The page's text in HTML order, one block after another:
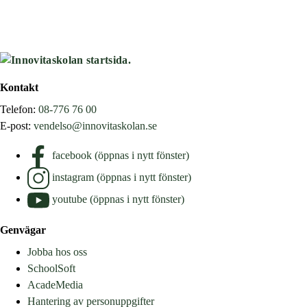
Kontakt
Telefon: 08-776 76 00
E-post: vendelso@innovitaskolan.se
facebook (öppnas i nytt fönster)
instagram (öppnas i nytt fönster)
youtube (öppnas i nytt fönster)
Genvägar
Jobba hos oss
SchoolSoft
AcadeMedia
Hantering av personuppgifter